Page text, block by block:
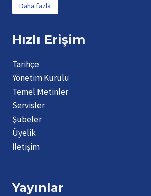
Daha fazla
Hızlı Erişim
Tarihçe
Yönetim Kurulu
Temel Metinler
Servisler
Şubeler
Üyelik
İletişim
Yayınlar